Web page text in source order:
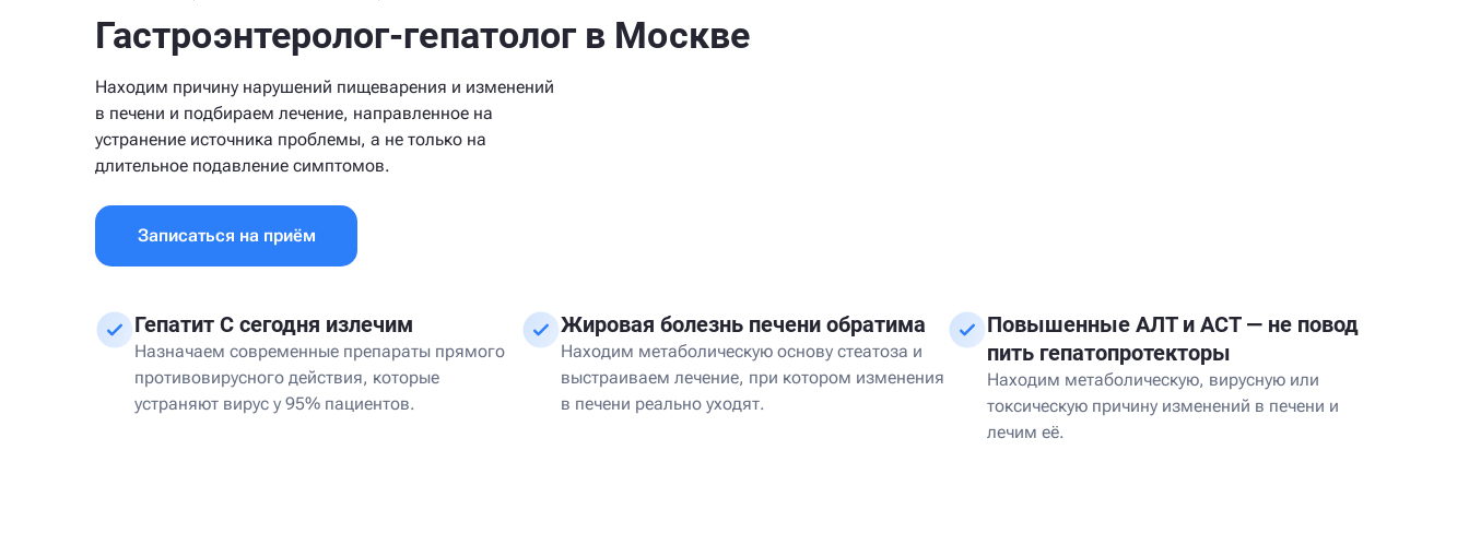
Гастроэнтеролог-гепатолог в Москве
Находим причину нарушений пищеварения и изменений
в печени и подбираем лечение, направленное на
устранение источника проблемы, а не только на
длительное подавление симптомов.
Записаться на приём
Гепатит С сегодня излечим
Назначаем современные препараты прямого
противовирусного действия, которые
устраняют вирус у 95% пациентов.
Жировая болезнь печени обратима
Находим метаболическую основу стеатоза и
выстраиваем лечение, при котором изменения
в печени реально уходят.
Повышенные АЛТ и АСТ — не повод
пить гепатопротекторы
Находим метаболическую, вирусную или
токсическую причину изменений в печени и
лечим её.